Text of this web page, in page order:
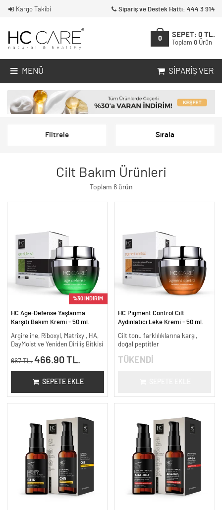
Kargo Takibi Sipariş ve Destek Hattı: 444 3 914
0
SEPET: 0 TL.
Toplam 0 Ürün
MENÜ SIPARIŞ VER
Filtrele Sırala
Cilt Bakım Ürünleri
Toplam 6 ürün
%30 İNDİRİM
HC Age-Defense Yaşlanma
Karşıtı Bakım Kremi - 50 ml.
Argireline, Riboxyl, Matrixyl, HA,
DayMoist ve Yeniden Diriliş Bitkisi
667 TL. 466.90 TL.
SEPETE EKLE
HC Pigment Control Cilt
Aydınlatıcı Leke Kremi - 50 ml.
Cilt tonu farklılıklarına karşı,
doğal peptitler
TÜKENDİ